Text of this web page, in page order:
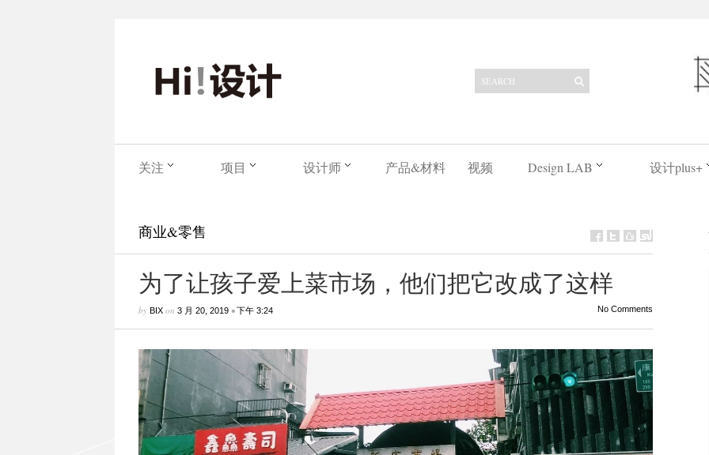
关注 项目 设计师 产品&材料 视频 Design LAB 设计plus+
商业&零售
为了让孩子爱上菜市场，他们把它改成了这样
by BIXon 3 月 20, 2019•下午 3:24 No Comments